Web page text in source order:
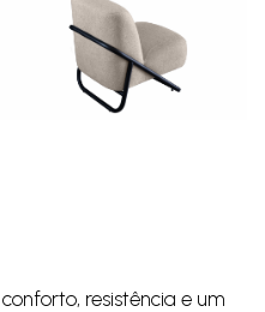
resistência e um